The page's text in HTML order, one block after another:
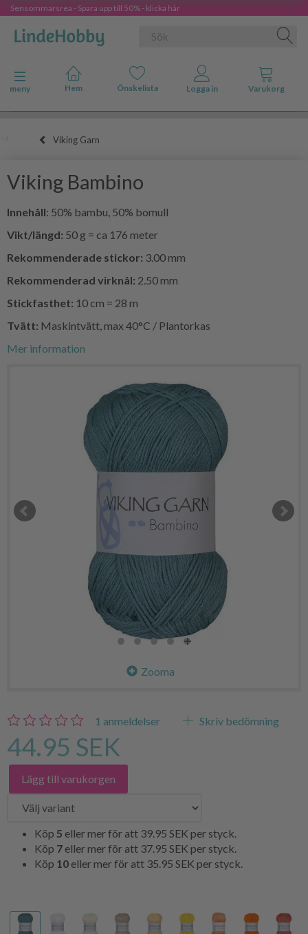
Sensommarsrea - Spara upp till 50% - klicka här
Ändra navigering
meny
Viking Garn
Viking Bambino
Innehåll: 50% bambu, 50% bomull
Vikt/längd: 50 g = ca 176 meter
Rekommenderade stickor: 3.00 mm
Rekommenderad virknål: 2.50 mm
Stickfasthet: 10 cm = 28 m
Tvätt: Maskintvätt, max 40°C / Plantorkas
Mer information
Zooma
1 anmeldelser Skriv bedömning
44.95 SEK
Lägg till varukorgen
Köp 5 eller mer för att 39.95 SEK per styck.
Köp 7 eller mer för att 37.95 SEK per styck.
Köp 10 eller mer för att 35.95 SEK per styck.